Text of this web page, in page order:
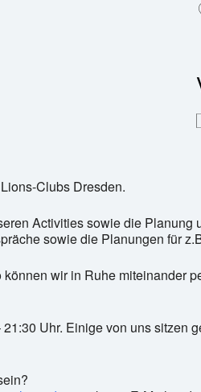
Clubs Dresden.
Activities sowie die
sowie die Planungen für
wir in Ruhe
Uhr. Einige von uns